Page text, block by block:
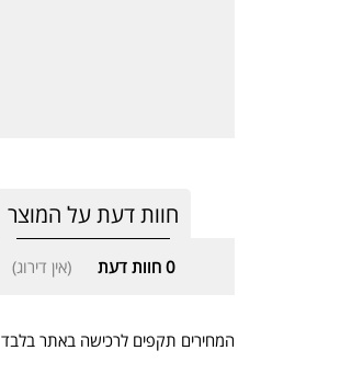
חוות דעת על המוצר
0 חוות דעת (אין דירוג)
המחירים תקפים לרכישה באתר בלבד